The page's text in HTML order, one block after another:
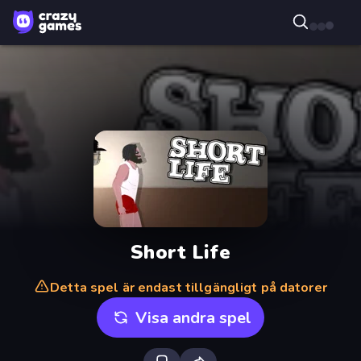
Short Life
Detta spel är endast tillgängligt på datorer
Visa andra spel